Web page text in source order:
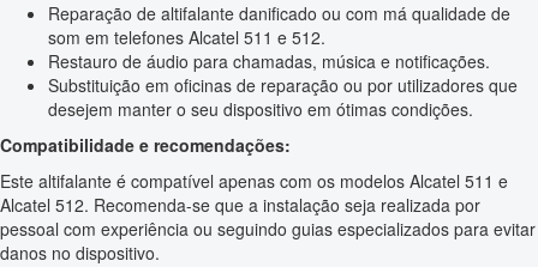
Reparação de altifalante danificado ou com má qualidade de
som em telefones Alcatel 511 e 512.
Restauro de áudio para chamadas, música e notificações.
Substituição em oficinas de reparação ou por utilizadores que
desejem manter o seu dispositivo em ótimas condições.
Compatibilidade e recomendações:
Este altifalante é compatível apenas com os modelos Alcatel 511 e
Alcatel 512. Recomenda-se que a instalação seja realizada por
pessoal com experiência ou seguindo guias especializados para evitar
danos no dispositivo.